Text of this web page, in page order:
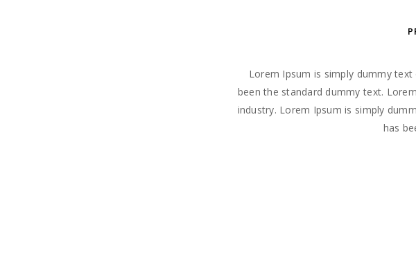
Lorem Ipsum is simply dummy
been the standard dummy text.
industry. Lorem Ipsum is simply
has